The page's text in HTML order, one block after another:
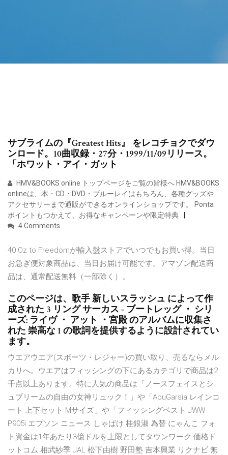
サブライムの『Greatest Hits』 をレコチョクでダウ
ンロード。10曲収録・27分・1999/11/09リリース。
「ホワット・アイ・ガット
HMV&BOOKS online トップページをご覧の皆様へ HMV&BOOKS
onlineは、本・CD・DVD・ブルーレイはもちろん、各種グッズや
アクセサリーまで通販ができるオンラインショップです。 Ponta
ポイントもつかえて、お得なキャンペーンや限定特典
4 Comments
40 Oz to Freedomが輸入盤ストアでいつでもお買い得。当日
お急ぎ便対象商品は、当日お届け可能です。アマゾン配送商
品は、通常配送無料（一部除く）。
このページは、歌手 新しいスラッシュ によって作
成された 3 リング サーカス - ブートレッグ ・ シリ
ーズ: ライヴ ・ アット ・宮殿 のアルバムに収集さ
れた 崇高な 1 の歌詞を提供するように設計されてい
ます。
ウエアウエア(スポーツ・レジャー)の買い取り、売るならメル
カリへ。ウエアはフィッシングの下にあるカテゴリで商品は2
千点以上あります。特に人気の商品は「ノースフェイスとシ
ュプリームの自由の女神リュック！」や「AbuGarsia レインコ
ート 上下セット Mサイズ」や「フィッシングベスト JWW
P905i エプソン ニュース しゃばけ 桂銀淑 為替 にゃんこ フォ
ト資金は1年あたり3億ドルを上限としてタウンワーク 価格ド
ットコム 相武紗季 JAL 松下由樹 野田塾 吉本興業 リクナビ 無